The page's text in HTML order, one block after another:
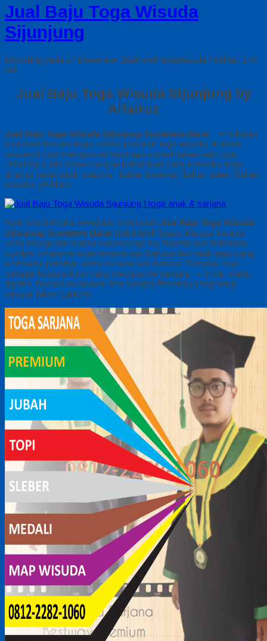
Jual Baju Toga Wisuda
Sijunjung
Diposting pada 27 Desember 2020 oleh togawisuda / Dilihat: 278
kali
Jual Baju Toga Wisuda Sijunjung by
Alfairuz
Jual Baju Toga Wisuda Sijunjung Sumatera Barat – Produsen
pemasok busana toga. terima pesanan toga wisuda, di dunia
konveksi toga mempunyai beberapa model bahan kain toga.
Umumnya ada sekian banyak bahan/kain yang konveksi toga
alfairuz pakai salah satunya : bahan bestway, bahan saten, bahan
beludru, jet-black.
Saat sebelum kita mengulas berkenaan Jual Baju Toga Wisuda
Sijunjung Sumatera BaratBakal lebih bagus kita pun ketahui
serta mengenali makna busana toga itu. Diambil dari beberapa
sumber, nyatanya toga berawal dari bahasa latin ialah tego yang
bermakna penutup, serta berawal dari bahasa Romawi, toga
sebagai busana kuno yang mempunyai panjang -+ 6 mtr. waktu
dipakai, busana ini dipakai oleh bangsa Etruskan yang hidup
seputar tahun 1200 M.